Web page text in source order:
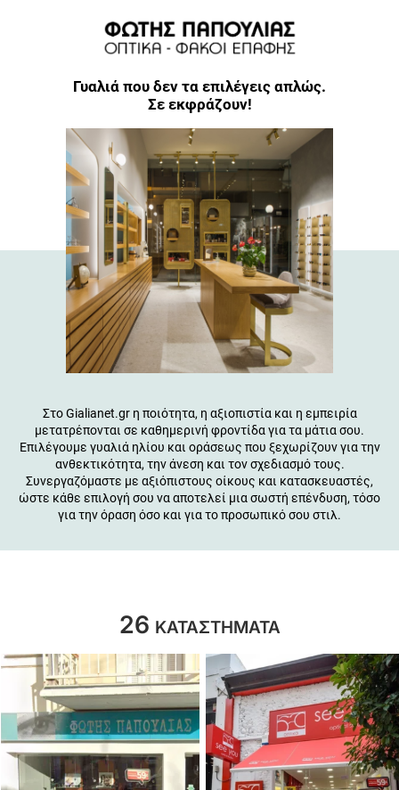
Γυαλιά που δεν τα επιλέγεις απλώς.
Σε εκφράζουν!
Στο Gialianet.gr η ποιότητα, η αξιοπιστία και η εμπειρία
μετατρέπονται σε καθημερινή φροντίδα για τα μάτια σου.
Επιλέγουμε γυαλιά ηλίου και οράσεως που ξεχωρίζουν για την
ανθεκτικότητα, την άνεση και τον σχεδιασμό τους.
Συνεργαζόμαστε με αξιόπιστους οίκους και κατασκευαστές,
ώστε κάθε επιλογή σου να αποτελεί μια σωστή επένδυση, τόσο
για την όραση όσο και για το προσωπικό σου στιλ.
26 ΚΑΤΑΣΤΗΜΑΤΑ